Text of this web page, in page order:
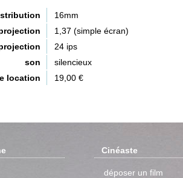
16mm
1,37 (simple écran)
24 ips
son
silencieux
location
19,00 €
Cinéaste
déposer un film